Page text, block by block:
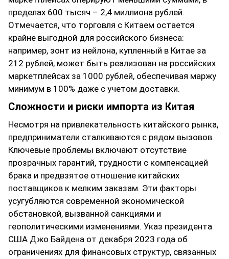
пределах 600 тысяч – 2,4 миллиона рублей.
Отмечается, что торговля с Китаем остается
крайне выгодной для российского бизнеса:
например, зонт из нейлона, купленный в Китае за
212 рублей, может быть реализован на российских
маркетплейсах за 1000 рублей, обеспечивая маржу
минимум в 100% даже с учетом доставки.
Сложности и риски импорта из Китая
Несмотря на привлекательность китайского рынка,
предприниматели сталкиваются с рядом вызовов.
Ключевые проблемы включают отсутствие
прозрачных гарантий, трудности с компенсацией
брака и предвзятое отношение китайских
поставщиков к мелким заказам. Эти факторы
усугубляются современной экономической
обстановкой, вызванной санкциями и
геополитическими изменениями. Указ президента
США Джо Байдена от декабря 2023 года об
ограничениях для финансовых структур, связанных